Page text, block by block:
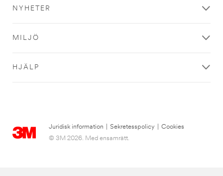
NYHETER
MILJÖ
HJÄLP
Juridisk information Sekretesspolicy
Cookies
© 3M 2026. Med ensamrätt.